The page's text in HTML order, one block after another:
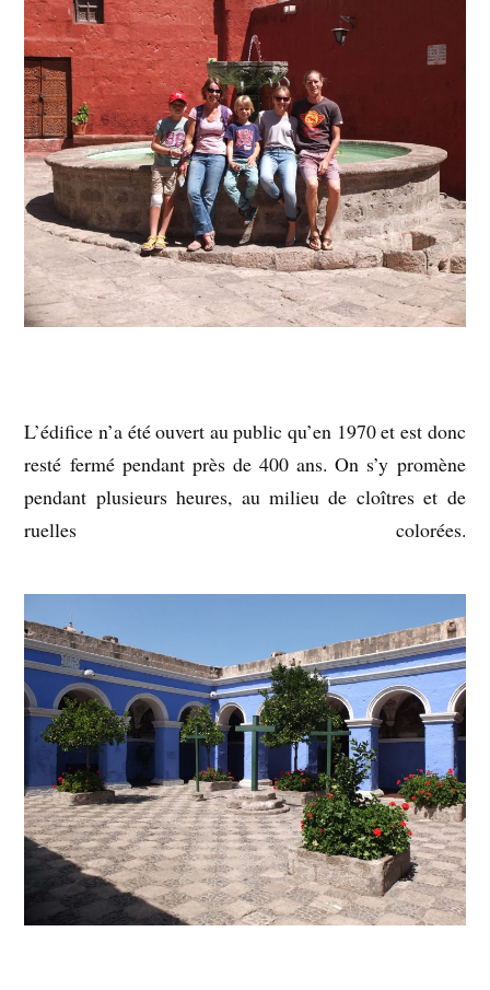
L’édifice n’a été ouvert au public qu’en 1970 et est donc
resté fermé pendant près de 400 ans. On s’y promène
pendant plusieurs heures, au milieu de cloîtres et de
ruelles colorées.